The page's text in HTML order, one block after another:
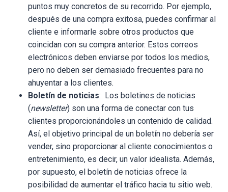
puntos muy concretos de su recorrido. Por ejemplo,
después de una compra exitosa, puedes confirmar al
cliente e informarle sobre otros productos que
coincidan con su compra anterior. Estos correos
electrónicos deben enviarse por todos los medios,
pero no deben ser demasiado frecuentes para no
ahuyentar a los clientes.
Boletín de noticias: Los boletines de noticias
(newsletter) son una forma de conectar con tus
clientes proporcionándoles un contenido de calidad.
Así, el objetivo principal de un boletín no debería ser
vender, sino proporcionar al cliente conocimientos o
entretenimiento, es decir, un valor idealista. Además,
por supuesto, el boletín de noticias ofrece la
posibilidad de aumentar el tráfico hacia tu sitio web.